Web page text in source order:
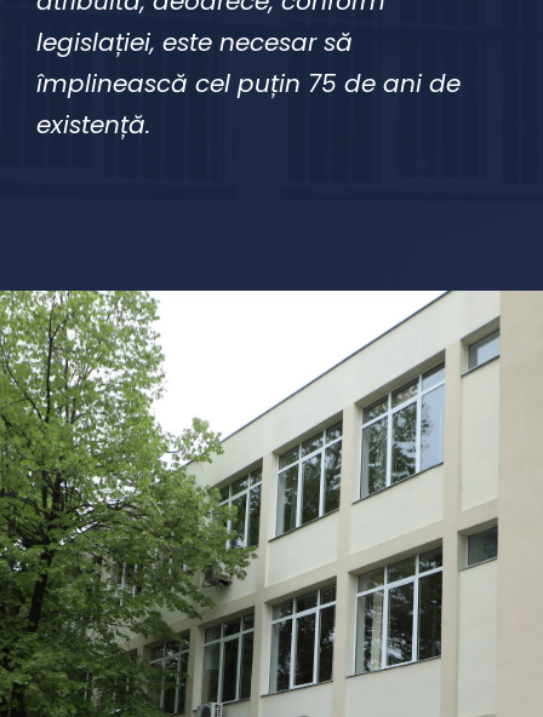
legislației, este necesar să
împlinească cel puțin 75 de ani de
existență.